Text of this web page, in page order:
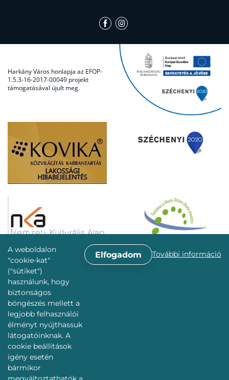
A weboldalon
"cookie-kat"
("sütiket")
használunk, hogy
biztonságos
böngészés mellett a
legjobb felhasználói
élményt nyújthassuk
látogatóinknak. A
cookie beállítások
igény esetén
bármikor
Elfogadom További információ
Harkány Város honlapja az EFOP-
1.5.3-16-2017-00049 projekt
támogatásával újult meg.